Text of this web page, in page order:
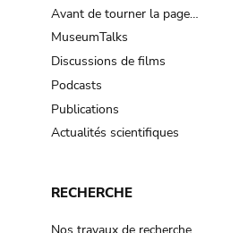
Avant de tourner la page…
MuseumTalks
Discussions de films
Podcasts
Publications
Actualités scientifiques
RECHERCHE